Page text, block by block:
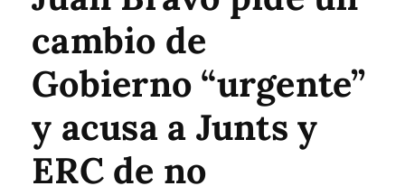
cambio de
Gobierno “urgente”
y acusa a Junts y
ERC de no